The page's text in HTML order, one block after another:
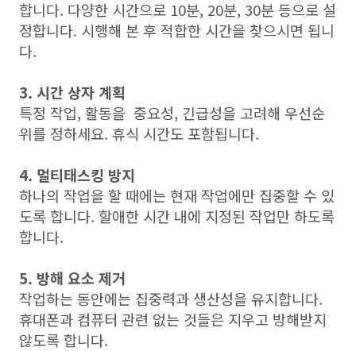
합니다. 다양한 시간으로 10분, 20분, 30분 등으로 설
정합니다. 시행해 본 후 적합한 시간을 찾으시면 됩니
다.
3. 시간 상자 계획
특정 작업, 활동을 중요성, 긴급성을 고려해 우선순
위를 정하세요. 휴식 시간도 포함됩니다.
4. 멀티태스킹 방지
하나의 작업을 할 때에는 현재 작업에만 집중할 수 있
도록 합니다. 할애한 시간 내에 지정된 작업만 하도록
합니다.
5. 방해 요소 제거
작업하는 동안에는 집중력과 생산성을 유지합니다.
휴대폰과 컴퓨터 관련 없는 것들은 지우고 방해받지
않도록 합니다.